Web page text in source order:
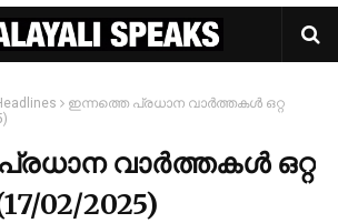
ഇന്നത്തെ പ്രധാന വാർത്തകൾ ഒറ്റ
വാർത്തകൾ ഒറ്റ
02/2025)